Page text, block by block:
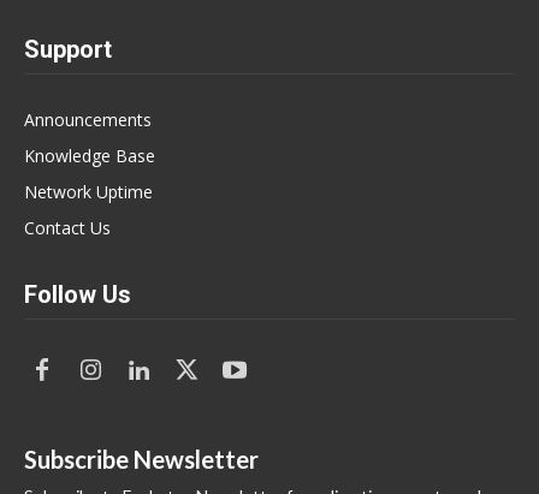
Support
Announcements
Knowledge Base
Network Uptime
Contact Us
Follow Us
Subscribe Newsletter